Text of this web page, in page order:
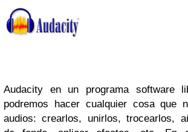
Audacity en un programa software
podremos hacer cualquier cosa que
audios: crearlos, unirlos, trocearlos,